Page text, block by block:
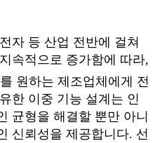
자 등 산업 전반에 걸쳐
속적으로 증가함에 따라,
원하는 제조업체에게 전
한 이중 기능 설계는 인
균형을 해결할 뿐만 아니
신뢰성을 제공합니다. 선